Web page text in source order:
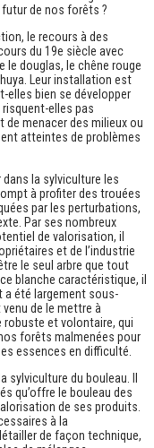
de nos forêts ?
le recours à des
du 19e siècle avec
le douglas, le chêne rouge
Leur installation est
elles bien se développer
elles pas
de menacer des milieux ou
atteintes de problèmes
la sylviculture les
à profiter des trouées
par les perturbations,
Par ses nombreux
de valorisation, il
et de l’industrie
le seul arbre que tout
blanche caractéristique, il
été largement sous-
de le mettre à
robuste et volontaire, qui
forêts malmenées pour
essences en difficulté.
sylviculture du bouleau. Il
qu’offre le bouleau des
de ses produits.
à la
de façon technique,